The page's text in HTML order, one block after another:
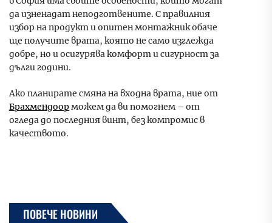
да изненадат неподготвените. С правилния
избор на продукт и опитен монтажник обаче
ще получите врата, която не само изглежда
добре, но и осигурява комфорт и сигурност за
дълги години.
Ако планирате смяна на входна врата, ние от
Брахмендоорможем да ви помогнем – от
огледа до последния винт, без компромис в
качеството.
ПОВЕЧЕ НОВИНИ